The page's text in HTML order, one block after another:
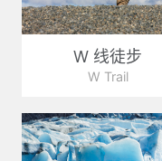
W 线徒步
W Trail